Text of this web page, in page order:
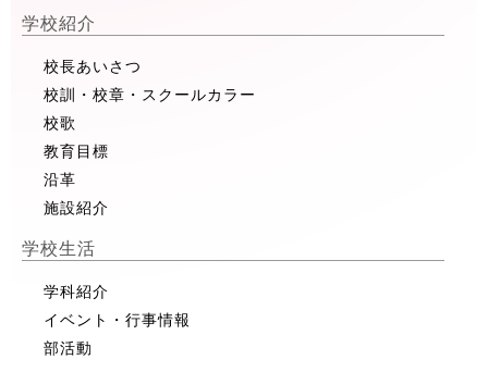
学校紹介
校長あいさつ
校訓・校章・スクールカラー
校歌
教育目標
沿革
施設紹介
学校生活
学科紹介
イベント・行事情報
部活動